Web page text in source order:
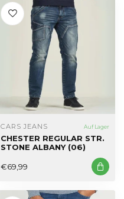
CARS JEANS Auf Lager
CHESTER REGULAR STR.
STONE ALBANY (06)
€69,99